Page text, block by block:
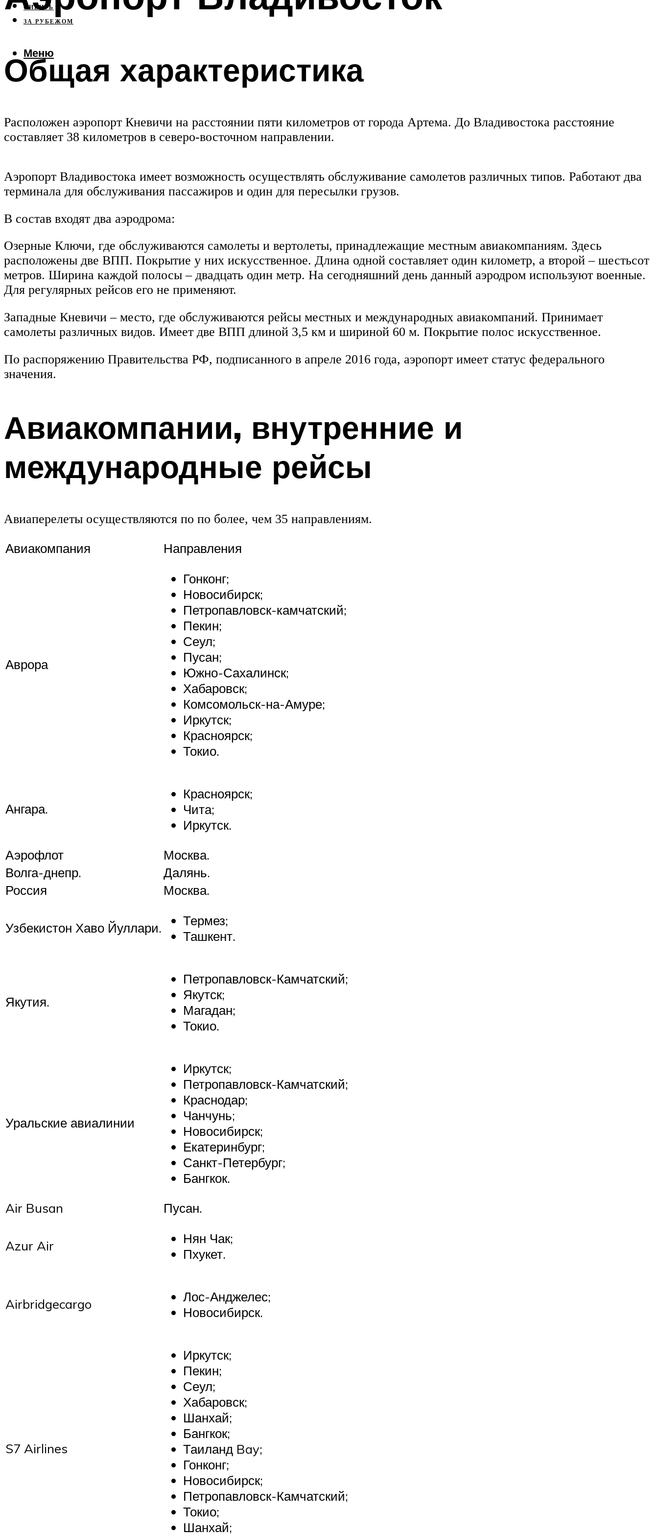
СИБИРЬ
ЗА РУБЕЖОМ
Меню
Общая характеристика
Расположен аэропорт Кневичи на расстоянии пяти километров от города Артема. До Владивостока расстояние
составляет 38 километров в северо-восточном направлении.
Аэропорт Владивостока имеет возможность осуществлять обслуживание самолетов различных типов. Работают два
терминала для обслуживания пассажиров и один для пересылки грузов.
В состав входят два аэродрома:
Озерные Ключи, где обслуживаются самолеты и вертолеты, принадлежащие местным авиакомпаниям. Здесь
расположены две ВПП. Покрытие у них искусственное. Длина одной составляет один километр, а второй – шестьсот
метров. Ширина каждой полосы – двадцать один метр. На сегодняшний день данный аэродром используют военные.
Для регулярных рейсов его не применяют.
Западные Кневичи – место, где обслуживаются рейсы местных и международных авиакомпаний. Принимает
самолеты различных видов. Имеет две ВПП длиной 3,5 км и шириной 60 м. Покрытие полос искусственное.
По распоряжению Правительства РФ, подписанного в апреле 2016 года, аэропорт имеет статус федерального
значения.
Авиакомпании, внутренние и
международные рейсы
Авиаперелеты осуществляются по по более, чем 35 направлениям.
Авиакомпания Направления
Аврора
Гонконг;
Новосибирск;
Петропавловск-камчатский;
Пекин;
Сеул;
Пусан;
Южно-Сахалинск;
Хабаровск;
Комсомольск-на-Амуре;
Иркутск;
Красноярск;
Токио.
Ангара.
Красноярск;
Чита;
Иркутск.
Аэрофлот
Москва.
Волга-днепр.
Далянь.
Россия
Москва.
Узбекистон Хаво Йуллари.
Термез;
Ташкент.
Якутия.
Петропавловск-Камчатский;
Якутск;
Магадан;
Токио.
Уральские авиалинии
Иркутск;
Петропавловск-Камчатский;
Краснодар;
Чанчунь;
Новосибирск;
Екатеринбург;
Санкт-Петербург;
Бангкок.
Air Busan
Пусан.
Azur Air
Нян Чак;
Пхукет.
Airbridgecargo
Лос-Анджелес;
Новосибирск.
S7 Airlines
Иркутск;
Пекин;
Сеул;
Хабаровск;
Шанхай;
Бангкок;
Таиланд Bay;
Гонконг;
Новосибирск;
Петропавловск-Камчатский;
Токио;
Шанхай;